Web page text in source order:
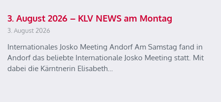
3. August 2026 – KLV NEWS am Montag
3. August 2026
Internationales Josko Meeting Andorf Am Samstag fand in
Andorf das beliebte Internationale Josko Meeting statt. Mit
dabei die Kärntnerin Elisabeth…